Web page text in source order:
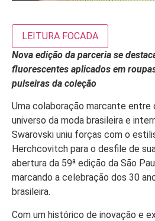
LEITURA FOCADA
Nova edição da parceria se
fluorescentes aplicados em
pulseiras da coleção
Uma colaboração marcante entre
universo da moda brasileira e
Swarovski uniu forças com o
Herchcovitch para o desfile de
abertura da 59ª edição da São
marcando a celebração dos 30
brasileira.
Com um histórico de inovação e